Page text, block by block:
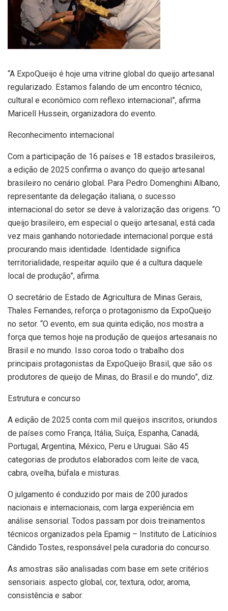
“A ExpoQueijo é hoje uma vitrine global do queijo artesanal
regularizado. Estamos falando de um encontro técnico,
cultural e econômico com reflexo internacional”, afirma
Maricell Hussein, organizadora do evento.
Reconhecimento internacional
Com a participação de 16 países e 18 estados brasileiros,
a edição de 2025 confirma o avanço do queijo artesanal
brasileiro no cenário global. Para Pedro Domenghini Albano,
representante da delegação italiana, o sucesso
internacional do setor se deve à valorização das origens. “O
queijo brasileiro, em especial o queijo artesanal, está cada
vez mais ganhando notoriedade internacional porque está
procurando mais identidade. Identidade significa
territorialidade, respeitar aquilo que é a cultura daquele
local de produção”, afirma.
O secretário de Estado de Agricultura de Minas Gerais,
Thales Fernandes, reforça o protagonismo da ExpoQueijo
no setor. “O evento, em sua quinta edição, nos mostra a
força que temos hoje na produção de queijos artesanais no
Brasil e no mundo. Isso coroa todo o trabalho dos
principais protagonistas da ExpoQueijo Brasil, que são os
produtores de queijo de Minas, do Brasil e do mundo”, diz.
Estrutura e concurso
A edição de 2025 conta com mil queijos inscritos, oriundos
de países como França, Itália, Suíça, Espanha, Canadá,
Portugal, Argentina, México, Peru e Uruguai. São 45
categorias de produtos elaborados com leite de vaca,
cabra, ovelha, búfala e misturas.
O julgamento é conduzido por mais de 200 jurados
nacionais e internacionais, com larga experiência em
análise sensorial. Todos passam por dois treinamentos
técnicos organizados pela Epamig – Instituto de Laticínios
Cândido Tostes, responsável pela curadoria do concurso.
As amostras são analisadas com base em sete critérios
sensoriais: aspecto global, cor, textura, odor, aroma,
consistência e sabor.